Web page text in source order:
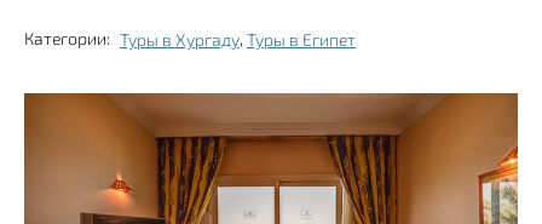
Категории: Туры в Хургаду, Туры в Египет